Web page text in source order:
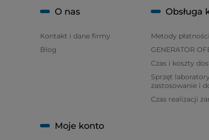
O nas
Kontakt i dane firmy
Blog
Obsługa
Metody płatności
GENERATOR
Czas i koszty
Sprzęt
zastosowanie i
Czas realizacji
Moje konto